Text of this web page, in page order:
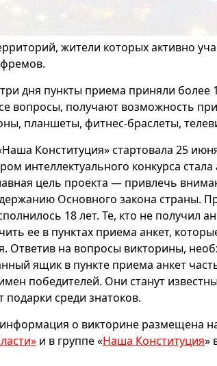
жители которых активно
дня пункты приема приняли
вопросы, получают возможность
планшеты, фитнес-браслеты,
Конституция» стартовала 25
интеллектуального конкурса
цель проекта — привлечь
Основного закона страны.
18 лет. Те, кто не получил
ее в пунктах приема анкет,
Ответив на вопросы викторины,
ящик в пункте приема анкет
победителей. Они станут
подарки среди знатоков.
о викторине размещена
и в группе «Наша Конституция»